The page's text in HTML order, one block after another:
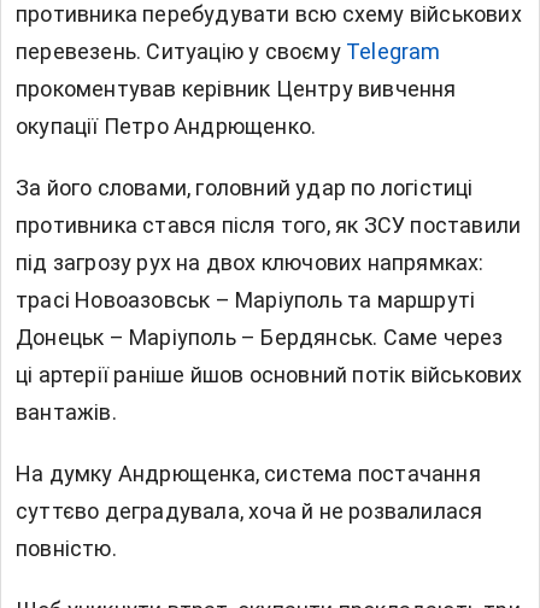
противника перебудувати всю схему військових
перевезень. Ситуацію у своєму Telegram
прокоментував керівник Центру вивчення
окупації Петро Андрющенко.
За його словами, головний удар по логістиці
противника стався після того, як ЗСУ поставили
під загрозу рух на двох ключових напрямках:
трасі Новоазовськ – Маріуполь та маршруті
Донецьк – Маріуполь – Бердянськ. Саме через
ці артерії раніше йшов основний потік військових
вантажів.
На думку Андрющенка, система постачання
суттєво деградувала, хоча й не розвалилася
повністю.